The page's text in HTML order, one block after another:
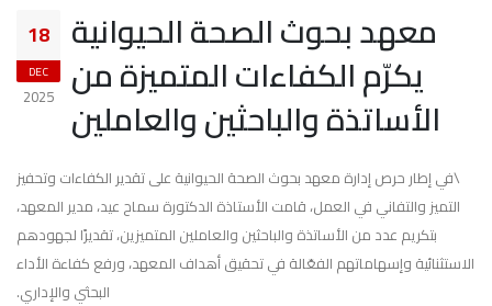
18
DEC
2025
معهد بحوث الصحة الحيوانية
يكرّم الكفاءات المتميزة من
الأساتذة والباحثين والعاملين
\في إطار حرص إدارة معهد بحوث الصحة الحيوانية على تقدير الكفاءات وتحفيز
التميز والتفاني في العمل، قامت الأستاذة الدكتورة سماح عيد، مدير المعهد،
بتكريم عدد من الأساتذة والباحثين والعاملين المتميزين، تقديرًا لجهودهم
الاستثنائية وإسهاماتهم الفعّالة في تحقيق أهداف المعهد، ورفع كفاءة الأداء
البحثي والإداري.